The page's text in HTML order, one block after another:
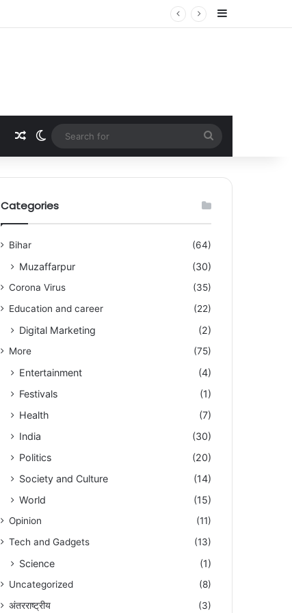
Random Article
Switch skin
for
Categories
Bihar (64)
Muzaffarpur (30)
Corona Virus
(35)
Education and career
(22)
Digital Marketing (2)
More (75)
Entertainment
(4)
Festivals
(1)
Health
(7)
India
(30)
Politics
(20)
Society and Culture
(14)
World
(15)
Opinion
(11)
Tech and Gadgets
(13)
Science (1)
Uncategorized
(8)
अंतरराष्ट्रीय
(3)